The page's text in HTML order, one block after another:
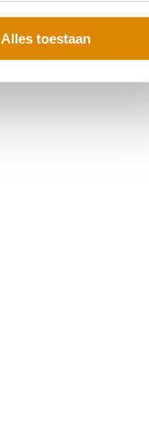
Alles toestaan